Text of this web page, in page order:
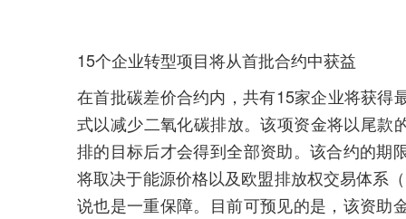
15个企业转型项目将从首批合约中获益
在首批碳差价合约内，共有15家企业将获得
式以减少二氧化碳排放。该项资金将以尾款
排的目标后才会得到全部资助。该合约的期
将取决于能源价格以及欧盟排放权交易体系
说也是一重保障。目前可预见的是，该资助